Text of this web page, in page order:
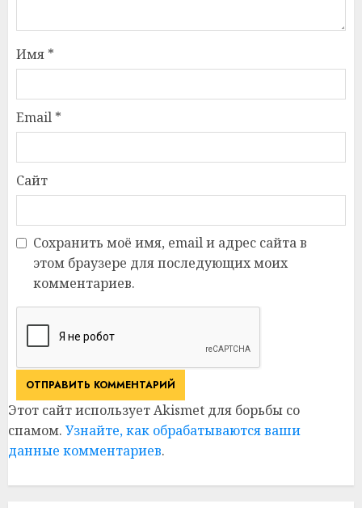
Имя *
Email *
Сайт
Сохранить моё имя, email и адрес сайта в
этом браузере для последующих моих
комментариев.
Этот сайт использует Akismet для борьбы со
спамом. Узнайте, как обрабатываются ваши
данные комментариев.